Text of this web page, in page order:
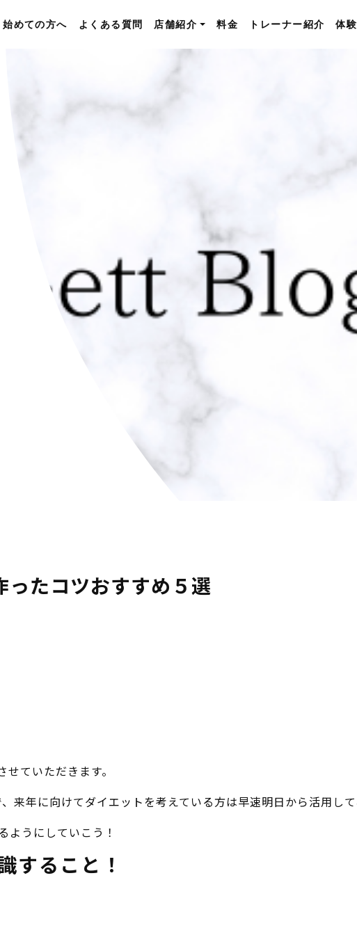
始めての方へ よくある質問 店舗紹介 料金 トレーナー紹介 体
ったコツおすすめ５選
ていただきます。
来年に向けてダイエットを考えている方は早速明日から活用して
ようにしていこう！
すること！